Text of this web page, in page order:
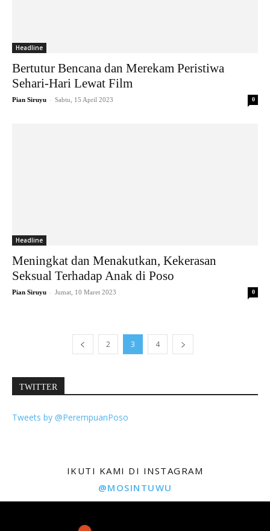
Headline
Bertutur Bencana dan Merekam Peristiwa
Sehari-Hari Lewat Film
Pian Siruyu - Sabtu, 15 April 2023 0
Headline
Meningkat dan Menakutkan, Kekerasan
Seksual Terhadap Anak di Poso
Pian Siruyu - Jumat, 10 Maret 2023 0
2 3 4
TWITTER
Tweets by @PerempuanPoso
IKUTI KAMI DI INSTAGRAM
@MOSINTUWU